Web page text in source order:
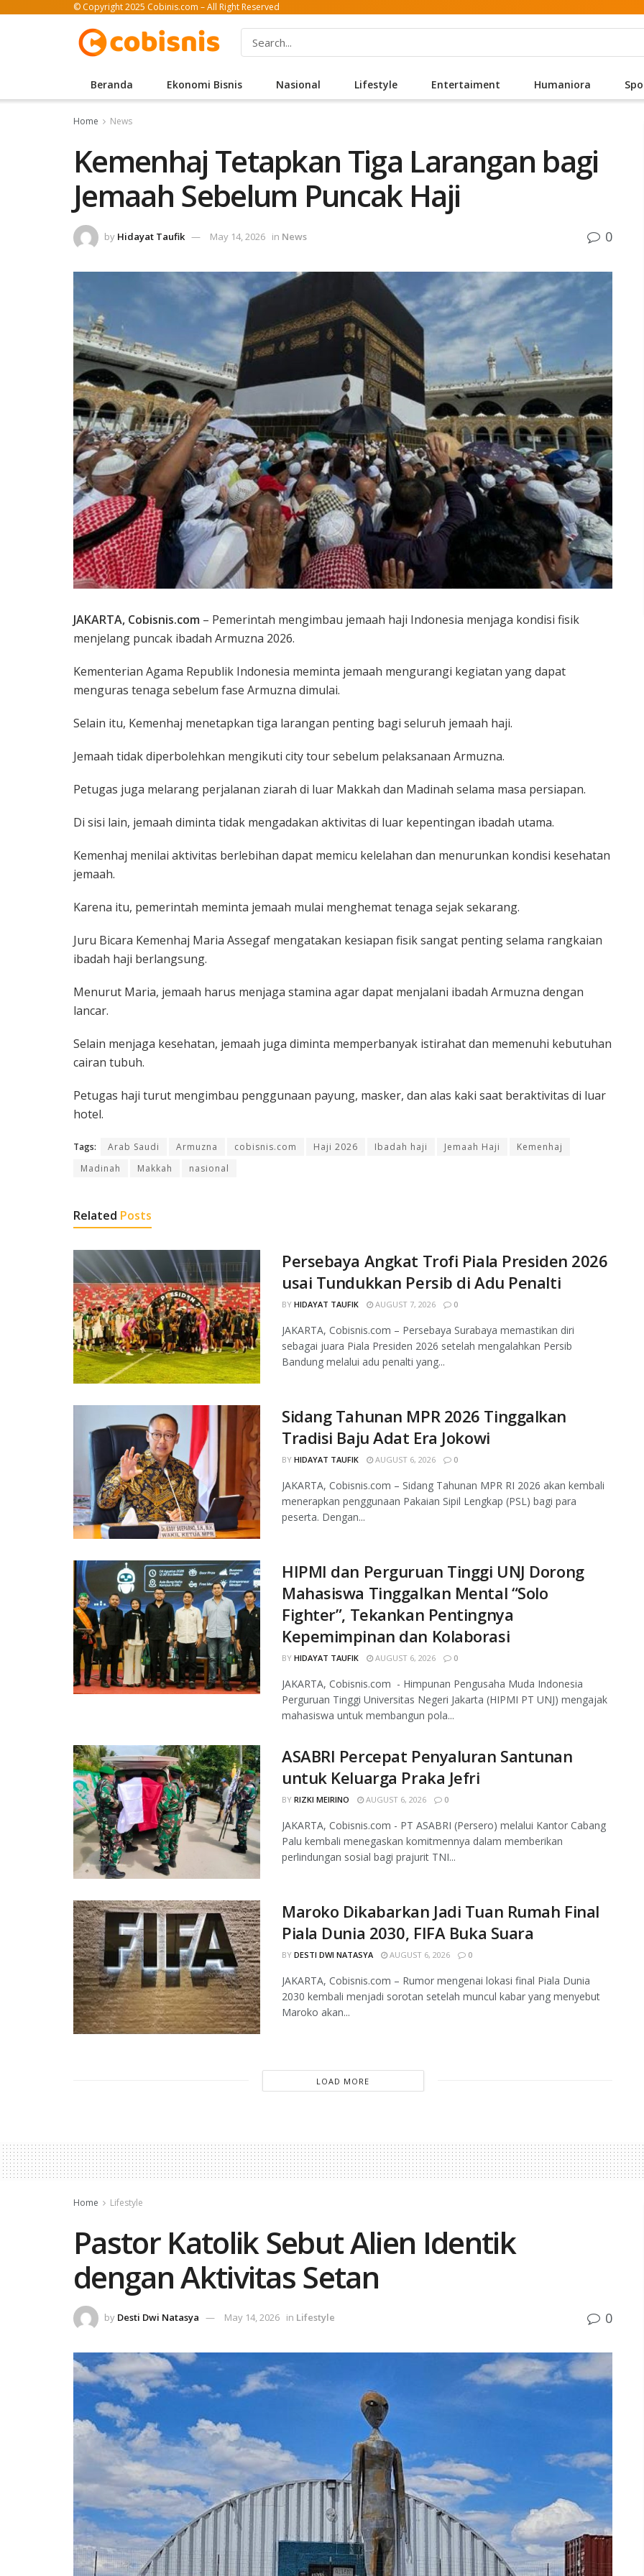
© Copyright 2025 Cobinis.com – All Right Reserved
Beranda Ekonomi Bisnis Nasional Lifestyle Entertaiment Humaniora
Home News
Kemenhaj Tetapkan Tiga Larangan bagi
Jemaah Sebelum Puncak Haji
by Hidayat Taufik May 14, 2026 in News 0
JAKARTA, Cobisnis.com – Pemerintah mengimbau jemaah haji Indonesia menjaga kondisi fisik
menjelang puncak ibadah Armuzna 2026.
Kementerian Agama Republik Indonesia meminta jemaah mengurangi kegiatan yang dapat
menguras tenaga sebelum fase Armuzna dimulai.
Selain itu, Kemenhaj menetapkan tiga larangan penting bagi seluruh jemaah haji.
Jemaah tidak diperbolehkan mengikuti city tour sebelum pelaksanaan Armuzna.
Petugas juga melarang perjalanan ziarah di luar Makkah dan Madinah selama masa persiapan.
Di sisi lain, jemaah diminta tidak mengadakan aktivitas di luar kepentingan ibadah utama.
Kemenhaj menilai aktivitas berlebihan dapat memicu kelelahan dan menurunkan kondisi kesehatan
jemaah.
Karena itu, pemerintah meminta jemaah mulai menghemat tenaga sejak sekarang.
Juru Bicara Kemenhaj Maria Assegaf mengatakan kesiapan fisik sangat penting selama rangkaian
ibadah haji berlangsung.
Menurut Maria, jemaah harus menjaga stamina agar dapat menjalani ibadah Armuzna dengan
lancar.
Selain menjaga kesehatan, jemaah juga diminta memperbanyak istirahat dan memenuhi kebutuhan
cairan tubuh.
Petugas haji turut mengimbau penggunaan payung, masker, dan alas kaki saat beraktivitas di luar
hotel.
Tags: Arab Saudi Armuzna cobisnis.com Haji 2026 Ibadah haji Jemaah Haji
Kemenhaj
Madinah
Makkah nasional
Related Posts
Persebaya Angkat Trofi Piala Presiden 2026
usai Tundukkan Persib di Adu Penalti
BY HIDAYAT TAUFIK AUGUST 7, 2026 0
JAKARTA, Cobisnis.com – Persebaya Surabaya memastikan diri
sebagai juara Piala Presiden 2026 setelah mengalahkan Persib
Bandung melalui adu penalti yang...
Sidang Tahunan MPR 2026 Tinggalkan
Tradisi Baju Adat Era Jokowi
BY HIDAYAT TAUFIK AUGUST 6, 2026 0
JAKARTA, Cobisnis.com – Sidang Tahunan MPR RI 2026 akan kembali
menerapkan penggunaan Pakaian Sipil Lengkap (PSL) bagi para
peserta. Dengan...
HIPMI dan Perguruan Tinggi UNJ Dorong
Mahasiswa Tinggalkan Mental “Solo
Fighter”, Tekankan Pentingnya
Kepemimpinan dan Kolaborasi
BY HIDAYAT TAUFIK AUGUST 6, 2026 0
JAKARTA, Cobisnis.com - Himpunan Pengusaha Muda Indonesia
Perguruan Tinggi Universitas Negeri Jakarta (HIPMI PT UNJ) mengajak
mahasiswa untuk membangun pola...
ASABRI Percepat Penyaluran Santunan
untuk Keluarga Praka Jefri
BY RIZKI MEIRINO AUGUST 6, 2026 0
JAKARTA, Cobisnis.com - PT ASABRI (Persero) melalui Kantor Cabang
Palu kembali menegaskan komitmennya dalam memberikan
perlindungan sosial bagi prajurit TNI...
Maroko Dikabarkan Jadi Tuan Rumah Final
Piala Dunia 2030, FIFA Buka Suara
BY DESTI DWI NATASYA AUGUST 6, 2026 0
JAKARTA, Cobisnis.com – Rumor mengenai lokasi final Piala Dunia
2030 kembali menjadi sorotan setelah muncul kabar yang menyebut
Maroko akan...
LOAD MORE
Home Lifestyle
Pastor Katolik Sebut Alien Identik
dengan Aktivitas Setan
by Desti Dwi Natasya May 14, 2026 in Lifestyle 0